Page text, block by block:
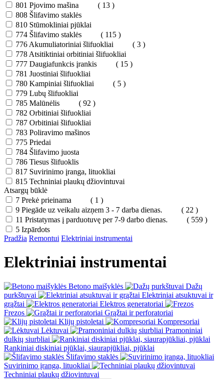
801 Pjovimo mašina
( 13 )
808 Šlifavimo staklės
810 Stūmokliniai pjūklai
774 Šlifavimo staklės
( 115 )
776 Akumuliatoriniai šlifuokliai
( 3 )
778 Atsitiktiniai orbitiniai šlifuokliai
777 Daugiafunkcis įrankis
( 15 )
781 Juostiniai šlifuokliai
780 Kampiniai šlifuokliai
( 5 )
779 Lubų šlifuokliai
785 Malūnėlis
( 92 )
782 Orbitiniai šlifuokliai
787 Orbitiniai šlifuokliai
783 Poliravimo mašinos
775 Priedai
784 Šlifavimo juosta
786 Tiesus šlifuoklis
817 Suvirinimo įranga, lituokliai
815 Techniniai plaukų džiovintuvai
Atsargų būklė
7 Prekė prieinama
( 1 )
9 Piegāde uz veikalu aizņem 3 - 7 darba dienas.
( 22 )
11 Pristatymas į parduotuvę per 7-9 darbo dienas.
( 559 )
5 Izpārdots
Pradžia Remontui Elektriniai instrumentai
Elektriniai instrumentai
Betono maišyklės
Dažų
purkštuvai
Elektriniai atsuktuvai ir
grąžtai
Elektros generatoriai
Frezos
Grąžtai ir perforatoriai
Klijų pistoletai
Kompresoriai
Lėktuvai
Pramoniniai
dulkių siurbliai
Rankiniai diskiniai pjūklai, siaurapjūkliai, pjūklai
Šlifavimo staklės
Suvirinimo įranga, lituokliai
Techniniai plaukų džiovintuvai